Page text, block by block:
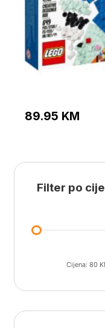
89.95 KM
Filter po
Cijena: 80